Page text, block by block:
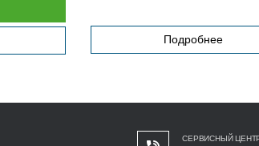
Подробнее
СЕРВИСНЫЙ